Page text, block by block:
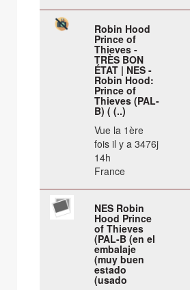
Robin Hood
Prince of
Thieves -
TRÈS BON
ÉTAT | NES -
Robin Hood:
Prince of
Thieves (PAL-
B) ( (..)
Vue la 1ère
fois il y a 3476j
14h
France
NES Robin
Hood Prince
of Thieves
(PAL-B (en el
embalaje
(muy buen
estado
(usado